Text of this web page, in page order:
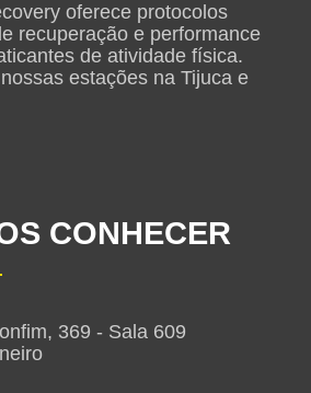
oferece protocolos
recuperação e performance
de atividade física.
estações na Tijuca e
CONHECER
369 - Sala 609